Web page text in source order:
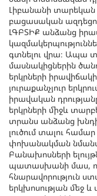
Լիբանանի տարեկան
բացասական
ԼԳԲՏԻՔ անձանց
գտնելու վրա։ Ապա
մասնակիցներին
երկրների
յուրաքանչյուր
իրավական
երկրների միջև
տրանս անձանց
լուծում տալու
փոխանակման
Բանախոսների
պատասխանի մաս,
հնարավորություն
երկխոսության մեջ